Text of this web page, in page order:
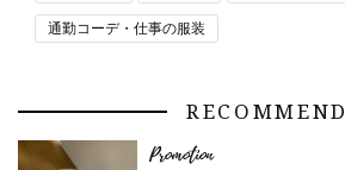
通勤コーデ・仕事の服装
RECOMMEND